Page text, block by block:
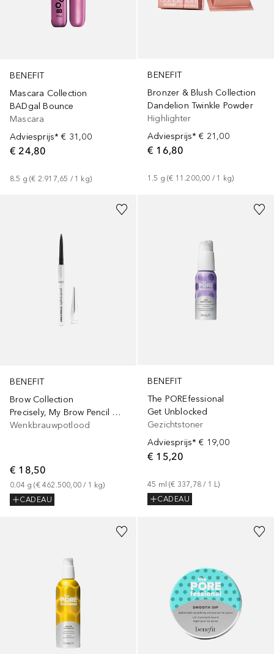
BENEFIT
Mascara Collection
BADgal Bounce
Mascara
Adviesprijs* € 31,00
€ 24,80
8.5 g (€ 2.917,65 / 1 kg)
BENEFIT
Bronzer & Blush Collection
Dandelion Twinkle Powder
Highlighter
Adviesprijs* € 21,00
€ 16,80
1.5 g (€ 11.200,00 / 1 kg)
BENEFIT
Brow Collection
Precisely, My Brow Pencil Mini
Wenkbrauwpotlood
€ 18,50
0.04 g (€ 462.500,00 / 1 kg)
CADEAU
BENEFIT
The POREfessional
Get Unblocked
Gezichtstoner
Adviesprijs* € 19,00
€ 15,20
45 ml (€ 337,78 / 1 L)
CADEAU